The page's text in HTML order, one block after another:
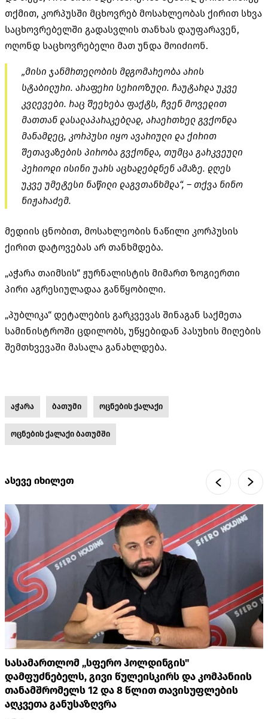
თქმით, კორპუსში მცხოვრებ მოსახლეობას ქირით სხვა
საცხოვრებელში გადასვლის თანხას დაუფარავენ,
ოღონდ საცხოვრებელი მათ უნდა მოიძიონ.
„მისი ჯანმრთელობის მდგომარეობა არის
სტაბილური. არაფერი სერიოზული. ჩაუტარდა უკვე
კვლევები. რაც შეეხება ფაქტს, ჩვენ მოვედით
მათთან დასალაპარაკებლად, არაერთხელ გვქონდა
მანამდეც, კორპუსი იყო ავარიული და ქირით
შეთავაზების პირობა გვქონდა, თუმცა გარკვეული
პერიოდი ისინი უარს აცხადებდნენ ამაზე. დღეს
უკვე უმეტესი ნაწილი დაგვთანხმდა“, – თქვა ნინო
ნიჟარაძემ.
მედიის ცნობით, მოსახლეობის ნაწილი კორპუსის
ქირით დატოვებას არ თანხმდება.
„აჭარა თაიმსის“ ჟურნალისტის მიმართ ზოგიერთი
პირი აგრესიულადაა განწყობილი.
„პუბლიკა“ დეტალების გარკვევას შინაგან საქმეთა
სამინისტროში ცდილობს, უწყებიდან პასუხის მიღების
შემთხვევაში მასალა განახლდება.
აჭარა ბათუმი ოცნების ქალაქი
ოცნების ქალაქი ბათუმში
ასევე იხილეთ
სასამართლომ „სფერო ჰოლდინგის"
დამფუძნებელს, გივი წულეისკირს და კომპანიის
თანამშრომელს 12 და 8 წლით თავისუფლების
აღკვეთა განუსაზღვრა